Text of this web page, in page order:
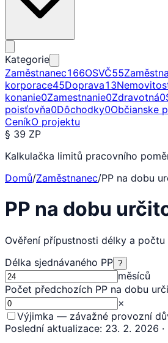
Kategorie
Zaměstnanec166OSVČ55
korporace45Doprava13
konanie0Zamestnanie0Zdravotná0
poisťovňa0Dôchodky0Občianske
CeníkO projektu
§ 39 ZP
Kalkulačka limitů pracovního
Domů/Zaměstnanec/PP na dobu
PP na dobu
Ověření přípustnosti délky a
Délka sjednávaného PP ?
měsíců
Počet předchozích PP na dobu
×
Výjimka — závažné provozní
Poslední aktualizace: 23. 2. 2026 ·